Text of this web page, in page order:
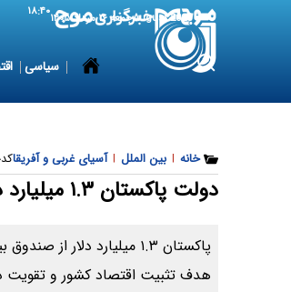
7 August 2026 جمعه ۱۶ مرداد ۱۴۰۵ ۱۸:۴۰
سیاسی
خانه | بین الملل | آسیای غربی و آفریقا
دولت پاکستان ۱.۳ میلیارد دلار وام از صندوق بین‌المللی پول گرفت
هدف تثبیت اقتصاد کشور و تقویت